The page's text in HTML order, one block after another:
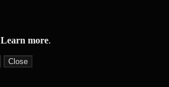
Learn more.
Close